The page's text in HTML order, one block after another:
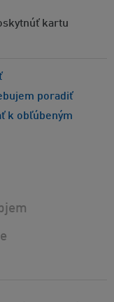
kartu
poradiť
k obľúbeným